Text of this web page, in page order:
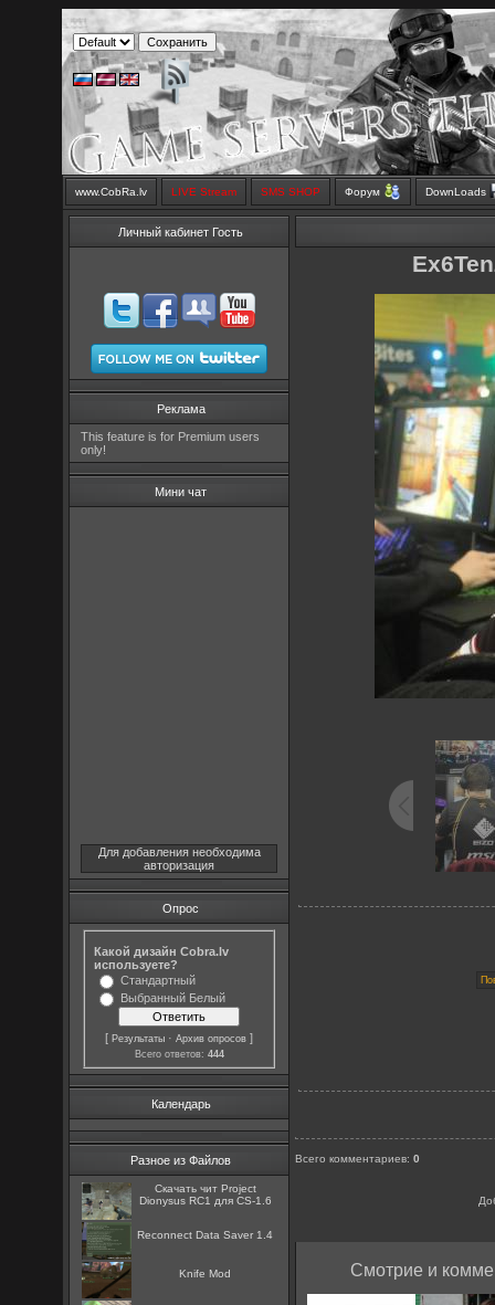
www.CobRa.lv LIVE Stream SMS SHOP Форум DownLoads
Личный кабинет Гость
Реклама
This feature is for Premium users
only!
Мини чат
Для добавления необходима
авторизация
Опрос
Какой дизайн Cobra.lv
используете?
Стандартный
Выбранный Белый
[Результаты ·Архив опросов ]
Всего ответов: 444
Календарь
Разное из Файлов
Скачать чит Project
Dionysus RC1 для CS-1.6
Reconnect Data Saver 1.4
Knife Mod
Всего комментариев:0
Смотрие и